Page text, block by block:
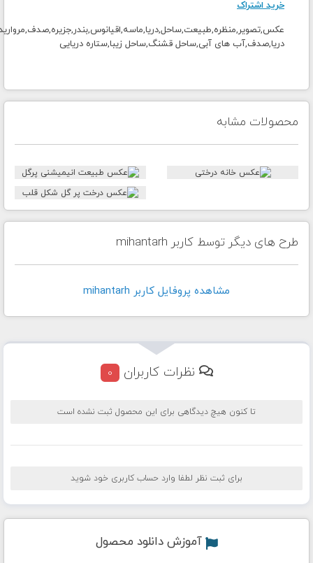
خرید اشتراک
دریا,صدف,آب های آبی,ساحل قشنگ,ساحل زیبا,ستاره دریایی
محصولات مشابه
طرح های دیگر توسط کاربر mihantarh
مشاهده پروفايل کاربر mihantarh
نظرات کاربران 0
تا کنون هیچ دیدگاهی برای این محصول ثبت نشده است
برای ثبت نظر لطفا وارد حساب کاربری خود شوید
آموزش دانلود محصول